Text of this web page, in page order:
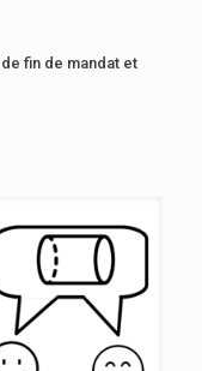
fin de mandat et